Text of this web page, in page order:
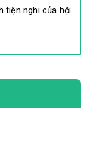
tiện nghi của hội